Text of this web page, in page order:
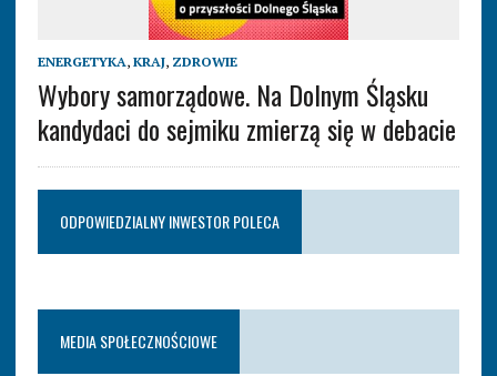
ENERGETYKA, KRAJ, ZDROWIE
Wybory samorządowe. Na Dolnym Śląsku
kandydaci do sejmiku zmierzą się w debacie
ODPOWIEDZIALNY INWESTOR POLECA
MEDIA SPOŁECZNOŚCIOWE